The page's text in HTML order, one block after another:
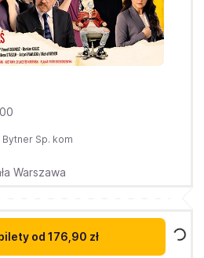
Sp. kom
Warszawa
od 176,90 zł